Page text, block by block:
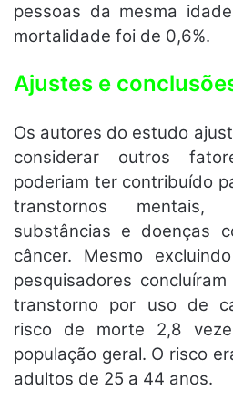
pessoas da mesma
mortalidade foi de 0,6%.
Ajustes e
Os autores do estudo
considerar outros
poderiam ter contribuído
transtornos
substâncias e doenças
câncer. Mesmo
pesquisadores
transtorno por uso de
risco de morte 2,8
população geral. O risco
adultos de 25 a 44 anos.